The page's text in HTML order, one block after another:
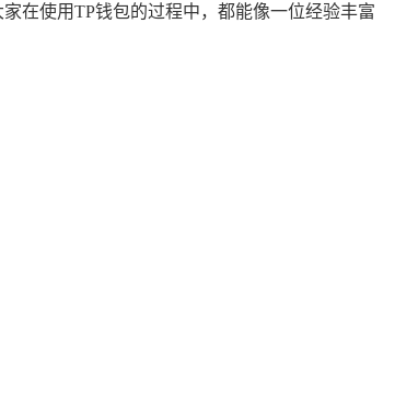
在使用TP钱包的过程中，都能像一位经验丰富